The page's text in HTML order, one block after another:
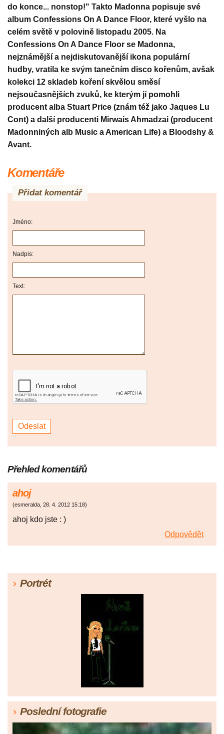
do konce... nonstop!" Takto Madonna popisuje své
album Confessions On A Dance Floor, které vyšlo na
celém světě v polovině listopadu 2005. Na
Confessions On A Dance Floor se Madonna,
nejznámější a nejdiskutovanější ikona populární
hudby, vratila ke svým tanečním disco kořenům, avšak
kolekci 12 skladeb koření skvělou směsí
nejsoučasnějších zvuků, ke kterým jí pomohli
producent alba Stuart Price (znám též jako Jaques Lu
Cont) a další producenti Mirwais Ahmadzai (producent
Madonniných alb Music a American Life) a Bloodshy &
Avant.
Komentáře
Přidat komentář
Jméno:
Nadpis:
Text:
Přehled komentářů
ahoj
(esmeralda, 28. 4. 2012 15:18)
ahoj kdo jste : )
Odpovědět
Portrét
Poslední fotografie